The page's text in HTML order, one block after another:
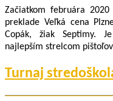
Začiatkom februára
preklade Veľká cena
Copák, žiak Septimy.
najlepším strelcom
Turnaj